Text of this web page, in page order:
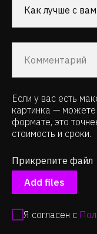
Если у вас есть
картинка —
формате, это
стоимость и сроки.
Прикрепите файл
Add files
Я согласен с